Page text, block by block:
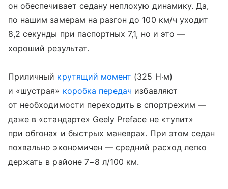
он обеспечивает седану неплохую динамику. Да,
по нашим замерам на разгон до 100 км/ч уходит
8,2 секунды при паспортных 7,1, но и это —
хороший результат.
Приличный крутящий момент (325 Н∙м)
и «шустрая» коробка передач избавляют
от необходимости переходить в спортрежим —
даже в «стандарте» Geely Preface не «тупит»
при обгонах и быстрых маневрах. При этом седан
похвально экономичен — средний расход легко
держать в районе 7−8 л/100 км.